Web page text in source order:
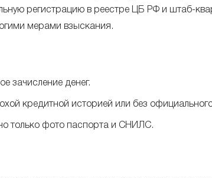
регистрацию в реестре ЦБ РФ и штаб-
мерами взыскания.
зачисление денег.
кредитной историей или без
только фото паспорта и СНИЛС.